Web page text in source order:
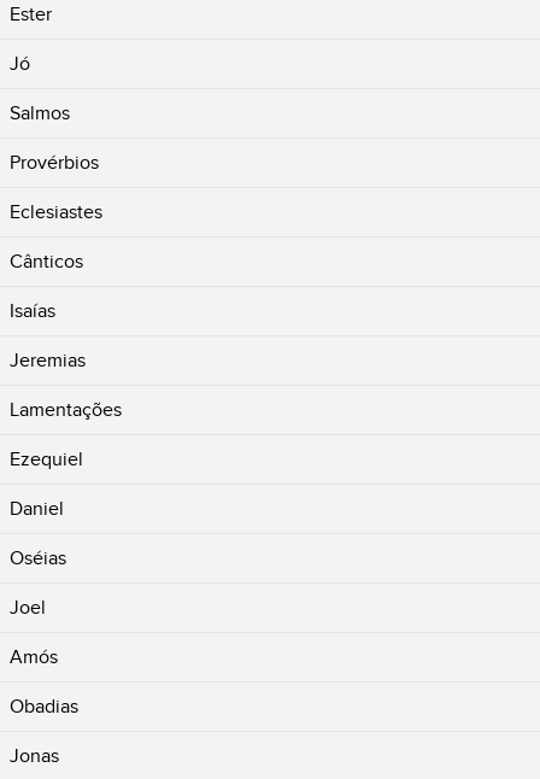
Ester
Jó
Salmos
Provérbios
Eclesiastes
Cânticos
Isaías
Jeremias
Lamentações
Ezequiel
Daniel
Oséias
Joel
Amós
Obadias
Jonas